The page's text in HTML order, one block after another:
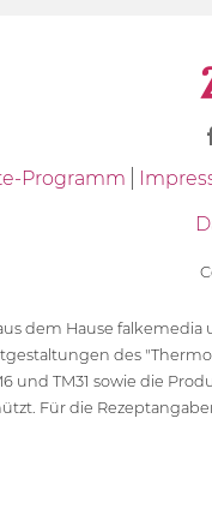
Programm
dem Hause
des
und TM31 sowie die
Für die